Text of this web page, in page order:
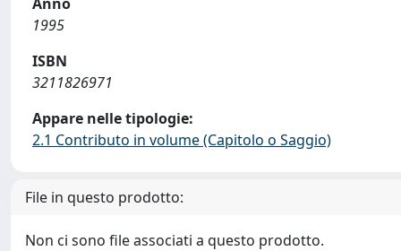
1995
ISBN
3211826971
Appare nelle tipologie:
2.1 Contributo in volume (Capitolo o Saggio)
File in questo prodotto:
Non ci sono file associati a questo prodotto.